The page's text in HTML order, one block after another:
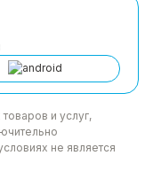
и услуг,
не является